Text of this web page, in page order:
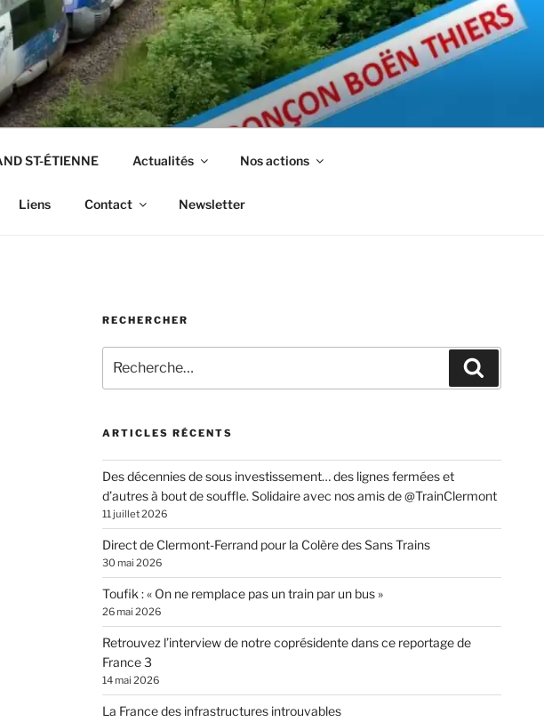
ST-ÉTIENNE Actualités Nos actions
Liens Contact Newsletter
RECHERCHER
pour
:
ARTICLES RÉCENTS
Des décennies de sous investissement… des lignes fermées et
d’autres à bout de souffle. Solidaire avec nos amis de @TrainClermont
11 juillet 2026
Direct de Clermont-Ferrand pour la Colère des Sans Trains
30 mai 2026
Toufik : « On ne remplace pas un train par un bus »
26 mai 2026
Retrouvez l’interview de notre coprésidente dans ce reportage de
France 3
14 mai 2026
La France des infrastructures introuvables